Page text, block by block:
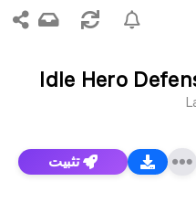
Idle Hero
تثبيت